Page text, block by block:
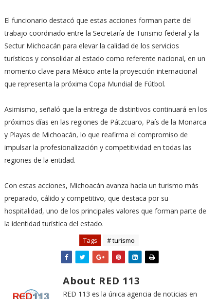
El funcionario destacó que estas acciones forman parte del
trabajo coordinado entre la Secretaría de Turismo federal y la
Sectur Michoacán para elevar la calidad de los servicios
turísticos y consolidar al estado como referente nacional, en un
momento clave para México ante la proyección internacional
que representa la próxima Copa Mundial de Fútbol.
Asimismo, señaló que la entrega de distintivos continuará en los
próximos días en las regiones de Pátzcuaro, País de la Monarca
y Playas de Michoacán, lo que reafirma el compromiso de
impulsar la profesionalización y competitividad en todas las
regiones de la entidad.
Con estas acciones, Michoacán avanza hacia un turismo más
preparado, cálido y competitivo, que destaca por su
hospitalidad, uno de los principales valores que forman parte de
la identidad turística del estado.
Tags # turismo
About RED 113
RED 113 es la única agencia de noticias en